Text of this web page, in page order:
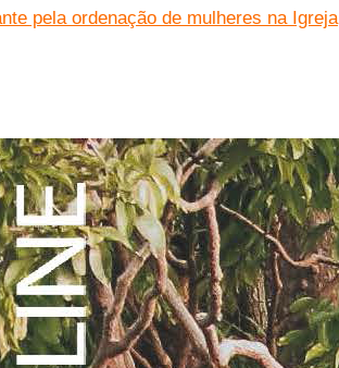
pela ordenação de mulheres na Igreja